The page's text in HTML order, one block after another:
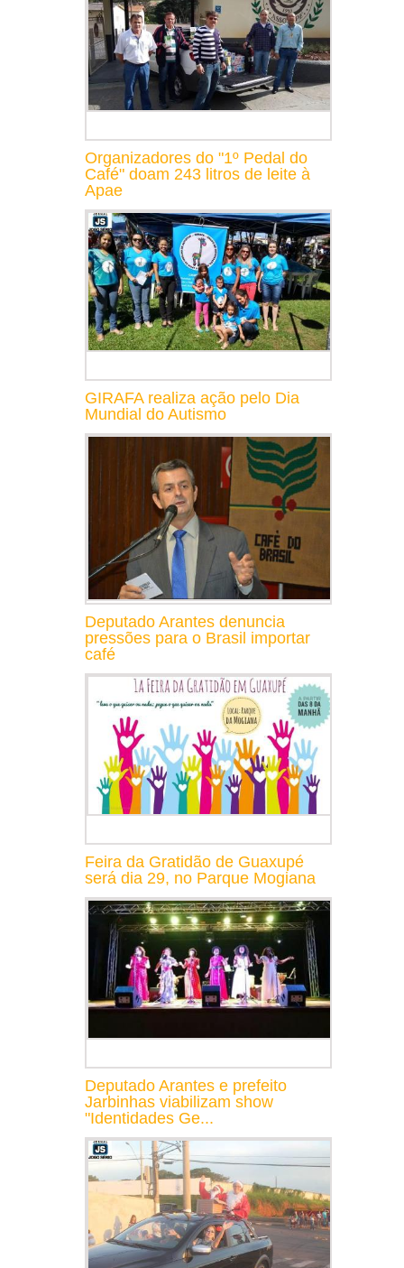
Organizadores do "1º Pedal do
Café" doam 243 litros de leite à
Apae
GIRAFA realiza ação pelo Dia
Mundial do Autismo
Deputado Arantes denuncia
pressões para o Brasil importar
café
Feira da Gratidão de Guaxupé
será dia 29, no Parque Mogiana
Deputado Arantes e prefeito
Jarbinhas viabilizam show
"Identidades Ge...